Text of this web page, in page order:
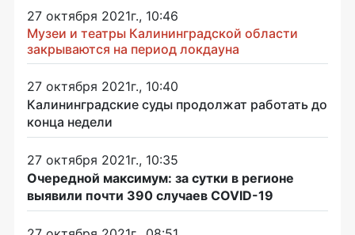
27 октября 2021г., 10:46
Музеи и театры Калининградской области
закрываются на период локдауна
27 октября 2021г., 10:40
Калининградские суды продолжат работать до
конца недели
27 октября 2021г., 10:35
Очередной максимум: за сутки в регионе
выявили почти 390 случаев COVID-19